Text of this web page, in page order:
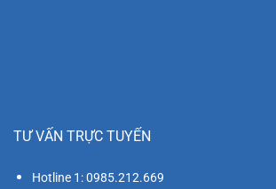
TƯ VẤN TRỰC TUYẾN
Hotline 1: 0985.212.669